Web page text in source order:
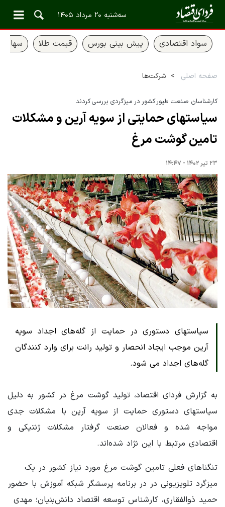
سه‌شنبه ۲۰ مرداد ۱۴۰۵
سواد اقتصادی پیش بینی بورس قیمت طلا سهام
صفحه اصلی شرکت‌ها
کارشناسان صنعت طیور کشور در میزگردی بررسی کردند
سیاستهای حمایتی از سویه آرین و مشکلات
تامین گوشت مرغ
۲۳ تیر ۱۴۰۲ - ۱۴:۴۷
سیاستهای دستوری در حمایت از گله‌های اجداد سویه
آرین موجب ایجاد انحصار و تولید رانت برای وارد کنندگان
گله‌های اجداد می شود.
به گزارش فردای اقتصاد، تولید گوشت مرغ در کشور به دلیل
سیاستهای دستوری حمایت از سویه آرین با مشکلات جدی
مواجه شده و فعالان صنعت گرفتار مشکلات ژنتیکی و
اقتصادی مرتبط با این نژاد شده‌اند.
تنگناهای فعلی تامین گوشت مرغ مورد نیاز کشور در یک
میزگرد تلویزیونی در در برنامه ‌پرسشگر شبکه آموزش با حضور
حمید ذوالفقاری، کارشناس توسعه اقتصاد دانش‌بنیان؛ مهدی